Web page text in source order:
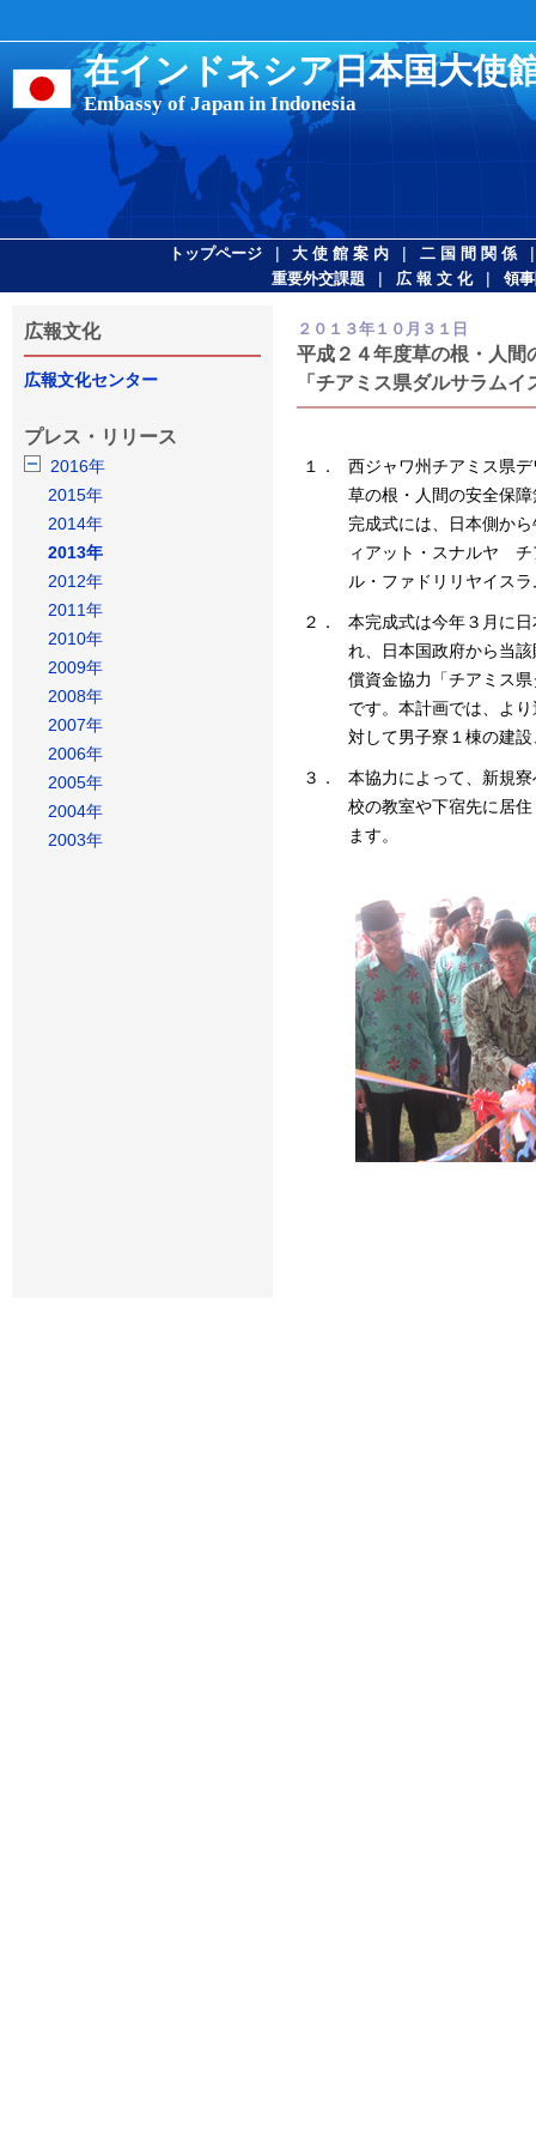
在インドネシア日本国大使
Embassy of Japan in Indonesia
トップページ | 大 使 館 案 内 | 二 国 間 関 係
重要外交課題 | 広 報 文 化 | 領
広報文化
広報文化センター
プレス・リリース
2016年
2015年
2014年
2013年
2012年
2011年
2010年
2009年
2008年
2007年
2006年
2005年
2004年
2003年
２０１３年１０月３１日
平成２４年度草の根・人間
「チアミス県ダルサラム
１．
西ジャワ州チアミス県
草の根・人間の安全保
完成式には、日本側か
ィアット・スナルヤ
ル・ファドリリヤイス
２．
本完成式は今年３月に
れ、日本国政府から当
償資金協力「チアミス
です。本計画では、よ
対して男子寮１棟の建
３．
本協力によって、新規
校の教室や下宿先に居
ます。